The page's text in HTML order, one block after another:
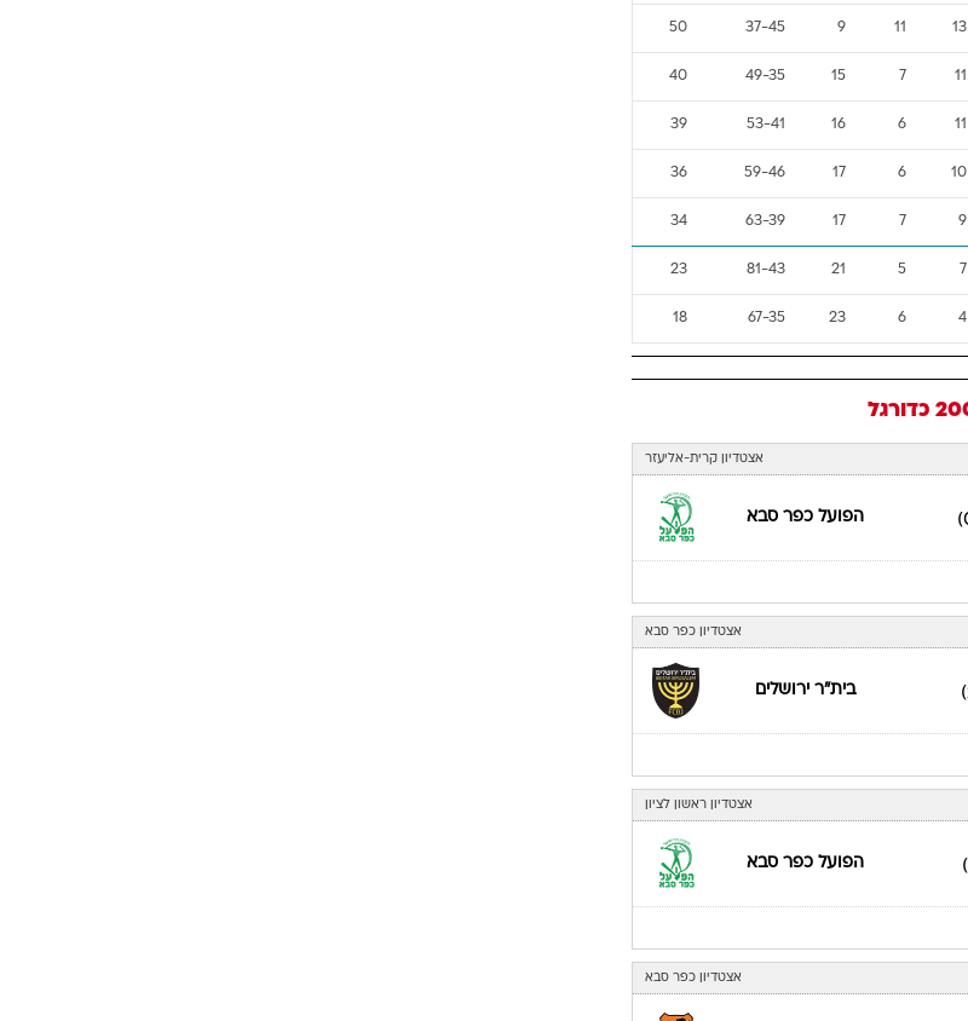
13
11
9
37-45
50
11
7
15
49-35
40
11
6
16
53-41
39
10
6
17
59-46
36
9
7
17
63-39
34
7
5
21
81-43
23
4
6
23
67-35
18
כדורגל
אצטדיון קרית-אליעזר
הפועל כפר סבא
אצטדיון כפר סבא
בית"ר ירושלים
אצטדיון ראשון לציון
הפועל כפר סבא
אצטדיון כפר סבא